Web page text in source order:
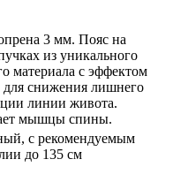
3 мм. Пояс на
из уникального
материала с эффектом
снижения лишнего
линии живота.
мышцы спины.
с рекомендуемым
до 135 см